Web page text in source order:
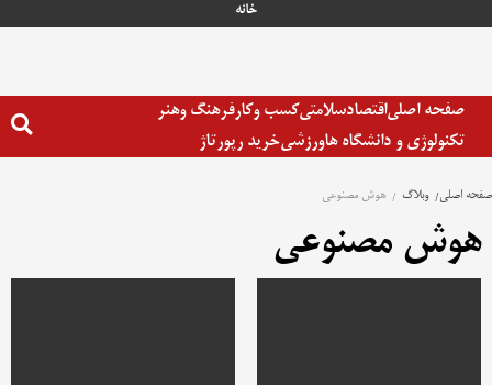
خانه
صفحه اصلیاقتصادسلامتیکسب وکارفرهنگ وهنر
تکنولوژی و دانشگاه هاورزشیخرید رپورتاژ
صفحه اصلی وبلاگ هوش مصنوعی
هوش مصنوعی